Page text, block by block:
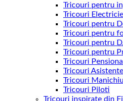
Tricouri pentru
Tricouri
Tricouri pentru
Tricouri pentru
Tricouri pentru
Tricouri pentru
Tricouri
Tricouri
Tricouri
Tricouri Piloti
Tricouri inspirate din